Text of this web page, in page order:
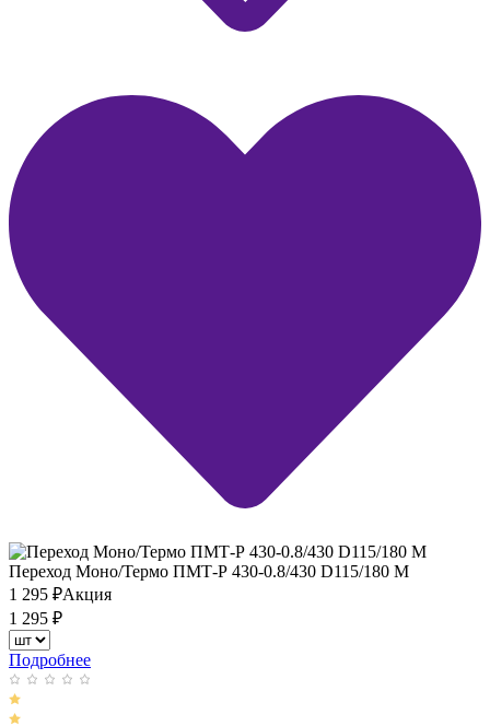
Переход Моно/Термо ПМТ-Р 430-0.8/430 D115/180 М
1 295 ₽Акция
1 295 ₽
Подробнее